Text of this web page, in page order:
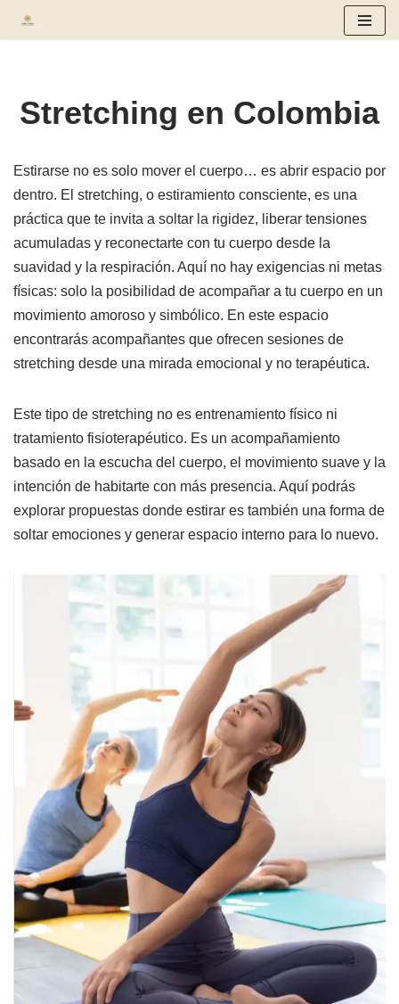
Stretching en Colombia
Estirarse no es solo mover el cuerpo… es abrir espacio por
dentro. El stretching, o estiramiento consciente, es una
práctica que te invita a soltar la rigidez, liberar tensiones
acumuladas y reconectarte con tu cuerpo desde la
suavidad y la respiración. Aquí no hay exigencias ni metas
físicas: solo la posibilidad de acompañar a tu cuerpo en un
movimiento amoroso y simbólico. En este espacio
encontrarás acompañantes que ofrecen sesiones de
stretching desde una mirada emocional y no terapéutica.
Este tipo de stretching no es entrenamiento físico ni
tratamiento fisioterapéutico. Es un acompañamiento
basado en la escucha del cuerpo, el movimiento suave y la
intención de habitarte con más presencia. Aquí podrás
explorar propuestas donde estirar es también una forma de
soltar emociones y generar espacio interno para lo nuevo.